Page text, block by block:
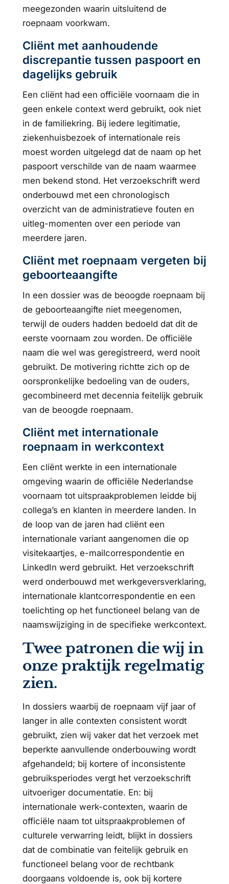
meegezonden waarin uitsluitend de
roepnaam voorkwam.
Cliënt met aanhoudende
discrepantie tussen paspoort en
dagelijks gebruik
Een cliënt had een officiële voornaam die in
geen enkele context werd gebruikt, ook niet
in de familiekring. Bij iedere legitimatie,
ziekenhuisbezoek of internationale reis
moest worden uitgelegd dat de naam op het
paspoort verschilde van de naam waarmee
men bekend stond. Het verzoekschrift werd
onderbouwd met een chronologisch
overzicht van de administratieve fouten en
uitleg-momenten over een periode van
meerdere jaren.
Cliënt met roepnaam vergeten bij
geboorteaangifte
In een dossier was de beoogde roepnaam bij
de geboorteaangifte niet meegenomen,
terwijl de ouders hadden bedoeld dat dit de
eerste voornaam zou worden. De officiële
naam die wel was geregistreerd, werd nooit
gebruikt. De motivering richtte zich op de
oorspronkelijke bedoeling van de ouders,
gecombineerd met decennia feitelijk gebruik
van de beoogde roepnaam.
Cliënt met internationale
roepnaam in werkcontext
Een cliënt werkte in een internationale
omgeving waarin de officiële Nederlandse
voornaam tot uitspraakproblemen leidde bij
collega’s en klanten in meerdere landen. In
de loop van de jaren had cliënt een
internationale variant aangenomen die op
visitekaartjes, e-mailcorrespondentie en
LinkedIn werd gebruikt. Het verzoekschrift
werd onderbouwd met werkgeversverklaring,
internationale klantcorrespondentie en een
toelichting op het functioneel belang van de
naamswijziging in de specifieke werkcontext.
Twee patronen die wij in
onze praktijk regelmatig
zien.
In dossiers waarbij de roepnaam vijf jaar of
langer in alle contexten consistent wordt
gebruikt, zien wij vaker dat het verzoek met
beperkte aanvullende onderbouwing wordt
afgehandeld; bij kortere of inconsistente
gebruiksperiodes vergt het verzoekschrift
uitvoeriger documentatie. En: bij
internationale werk-contexten, waarin de
officiële naam tot uitspraakproblemen of
culturele verwarring leidt, blijkt in dossiers
dat de combinatie van feitelijk gebruik en
functioneel belang voor de rechtbank
doorgaans voldoende is, ook bij kortere